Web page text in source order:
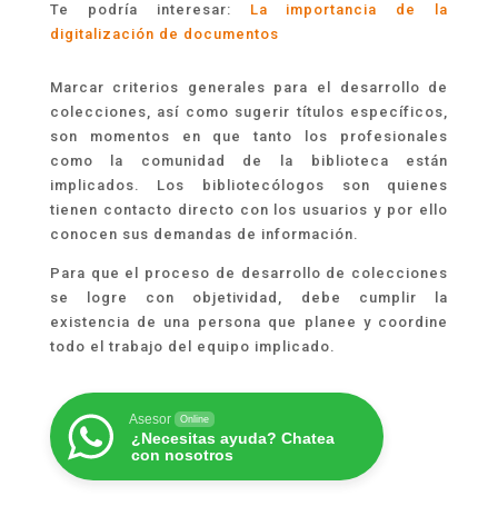
Te podría interesar: La importancia de la
digitalización de documentos
Marcar criterios generales para el desarrollo de
colecciones, así como sugerir títulos específicos,
son momentos en que tanto los profesionales
como la comunidad de la biblioteca están
implicados. Los bibliotecólogos son quienes
tienen contacto directo con los usuarios y por ello
conocen sus demandas de información.
Para que el proceso de desarrollo de colecciones
se logre con objetividad, debe cumplir la
existencia de una persona que planee y coordine
todo el trabajo del equipo implicado.
Asesor Online
¿Necesitas ayuda? Chatea
con nosotros